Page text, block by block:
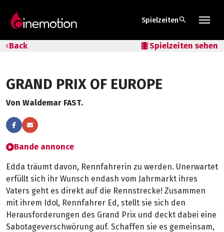
Spielzeitensearch
Back local_movies Spielzeiten sehen
GRAND PRIX OF EUROPE
Von Waldemar FAST.
Bande annonce
Edda träumt davon, Rennfahrerin zu werden. Unerwartet
erfüllt sich ihr Wunsch endash vom Jahrmarkt ihres
Vaters geht es direkt auf die Rennstrecke! Zusammen
mit ihrem Idol, Rennfahrer Ed, stellt sie sich den
Herausforderungen des Grand Prix und deckt dabei eine
Sabotageverschwörung auf. Schaffen sie es gemeinsam,
Geschenk-Gutschein